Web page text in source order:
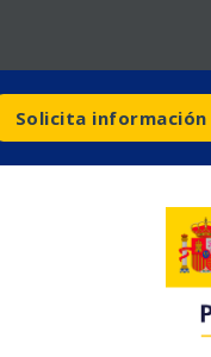
Solicita